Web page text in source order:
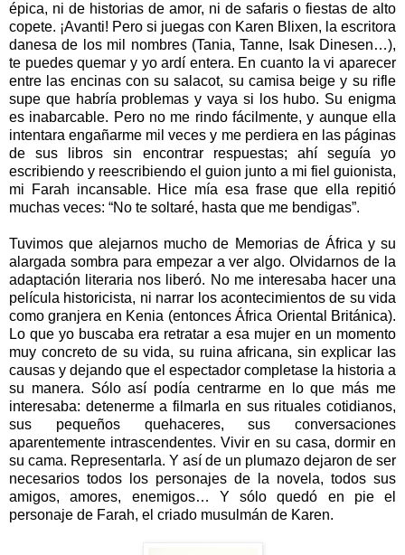
épica, ni de historias de amor, ni de safaris o fiestas de alto
copete. ¡Avanti! Pero si juegas con Karen Blixen, la escritora
danesa de los mil nombres (Tania, Tanne, Isak Dinesen…),
te puedes quemar y yo ardí entera. En cuanto la vi aparecer
entre las encinas con su salacot, su camisa beige y su rifle
supe que habría problemas y vaya si los hubo. Su enigma
es inabarcable. Pero no me rindo fácilmente, y aunque ella
intentara engañarme mil veces y me perdiera en las páginas
de sus libros sin encontrar respuestas; ahí seguía yo
escribiendo y reescribiendo el guion junto a mi fiel guionista,
mi Farah incansable. Hice mía esa frase que ella repitió
muchas veces: “No te soltaré, hasta que me bendigas”.
Tuvimos que alejarnos mucho de Memorias de África y su
alargada sombra para empezar a ver algo. Olvidarnos de la
adaptación literaria nos liberó. No me interesaba hacer una
película historicista, ni narrar los acontecimientos de su vida
como granjera en Kenia (entonces África Oriental Británica).
Lo que yo buscaba era retratar a esa mujer en un momento
muy concreto de su vida, su ruina africana, sin explicar las
causas y dejando que el espectador completase la historia a
su manera. Sólo así podía centrarme en lo que más me
interesaba: detenerme a filmarla en sus rituales cotidianos,
sus pequeños quehaceres, sus conversaciones
aparentemente intrascendentes. Vivir en su casa, dormir en
su cama. Representarla. Y así de un plumazo dejaron de ser
necesarios todos los personajes de la novela, todos sus
amigos, amores, enemigos… Y sólo quedó en pie el
personaje de Farah, el criado musulmán de Karen.